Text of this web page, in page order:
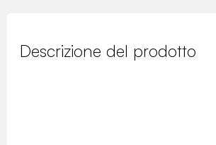
Descrizione del prodotto